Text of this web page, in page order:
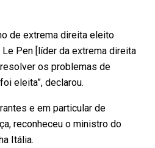
de extrema direita eleito
Pen [líder da extrema direita
os problemas de
eleita”, declarou.
e em particular de
reconheceu o ministro do
Itália.